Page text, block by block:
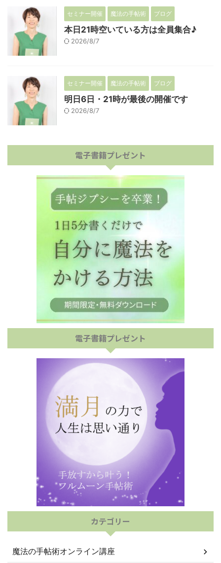
セミナー開催 魔法の手帖術 ブログ
本日21時空いている方は全員集合♪
2026/8/7
セミナー開催 魔法の手帖術 ブログ
明日6日・21時が最後の開催です
2026/8/7
電子書籍プレゼント
電子書籍プレゼント
カテゴリー
魔法の手帖術オンライン講座